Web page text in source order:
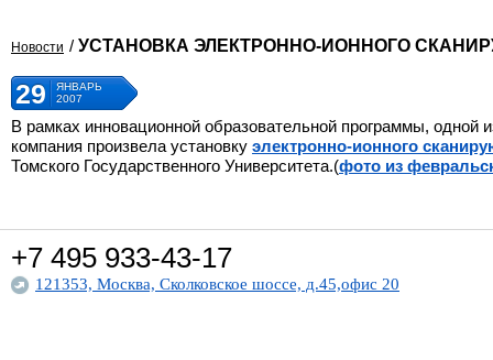
Новости / УСТАНОВКА ЭЛЕКТРОННО-ИОННОГО
29
ЯНВАРЬ
2007
В рамках инновационной образовательной программы, одной
компания произвела установку электронно-ионного
Томского Государственного Университета.(фото из
+7 495 933-43-17
121353, Москва, Сколковское шоссе, д.45,офис 20